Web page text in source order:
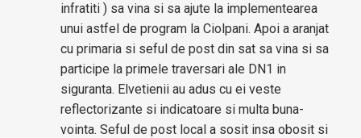
infratiti ) sa vina si sa ajute la implementearea
unui astfel de program la Ciolpani. Apoi a aranjat
cu primaria si seful de post din sat sa vina si sa
participe la primele traversari ale DN1 in
siguranta. Elvetienii au adus cu ei veste
reflectorizante si indicatoare si multa buna-
vointa. Seful de post local a sosit insa obosit si